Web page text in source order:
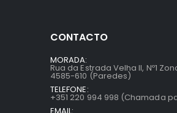
CONTACTO
MORADA:
Rua da Estrada Velha II, Nº1
4585-610 (Paredes)
TELEFONE:
+351 220 994 998 (Chamada